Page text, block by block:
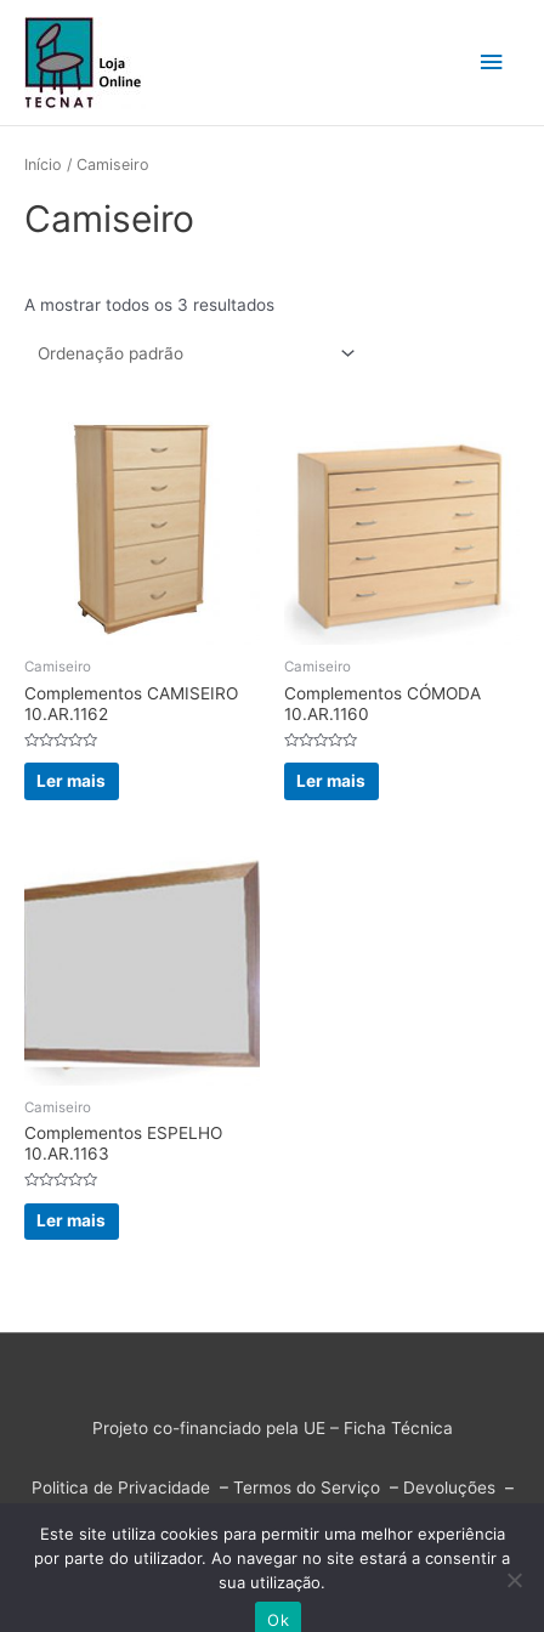
content
Início / Camiseiro
Camiseiro
A mostrar todos os 3 resultados
Camiseiro
Complementos CAMISEIRO
10.AR.1162
Avaliação
de
5
Ler mais
Camiseiro
Complementos CÓMODA
10.AR.1160
Avaliação
de
5
Ler mais
Camiseiro
Complementos ESPELHO
10.AR.1163
Avaliação
de
5
Ler mais
Projeto co-financiado pela UE – Ficha Técnica
Politica de Privacidade– Termos do Serviço– Devoluções–
Loja Online Tecnat
WordPress Theme
Este site utiliza cookies para permitir uma melhor experiência
por parte do utilizador. Ao navegar no site estará a consentir a
sua utilização.
Ok